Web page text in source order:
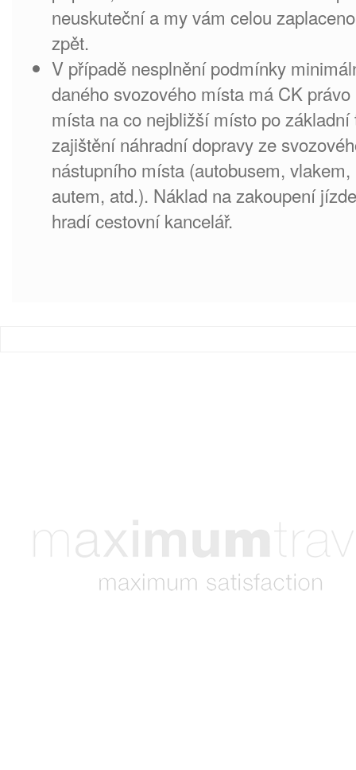
neuskuteční a my vám celou
zpět.
V případě nesplnění podmínky
daného svozového místa má CK
místa na co nejbližší místo po
zajištění náhradní dopravy ze
nástupního místa (autobusem,
autem, atd.). Náklad na zakoupení
hradí cestovní kancelář.